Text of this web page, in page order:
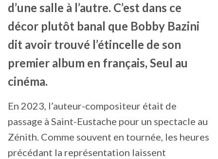
d’une salle à l’autre. C’est dans ce
décor plutôt banal que Bobby Bazini
dit avoir trouvé l’étincelle de son
premier album en français, Seul au
cinéma.
En 2023, l’auteur-compositeur était de
passage à Saint-Eustache pour un spectacle au
Zénith. Comme souvent en tournée, les heures
précédant la représentation laissent